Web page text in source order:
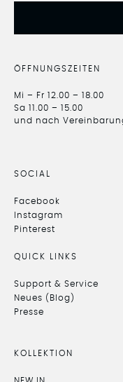
ÖFFNUNGSZEITEN
Mi – Fr 12.00 – 18.00
Sa 11.00 – 15.00
und nach
SOCIAL
Facebook
Instagram
Pinterest
QUICK LINKS
Support & Service
Neues (Blog)
Presse
KOLLEKTION